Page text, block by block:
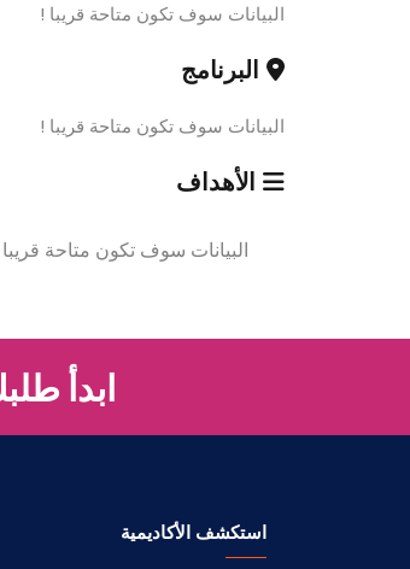
البيانات سوف تكون متاحة قريبا !
البرنامج
البيانات سوف تكون متاحة قريبا !
الأهداف
البيانات سوف تكون متاحة
ابدأ
استكشف الأكاديمية